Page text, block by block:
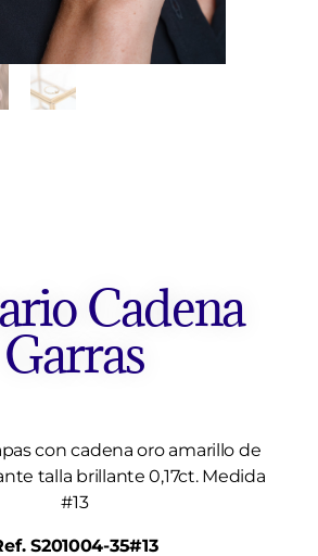
Cadena
Garras
con cadena oro amarillo de
talla brillante 0,17ct. Medida
#13
S201004-35#13